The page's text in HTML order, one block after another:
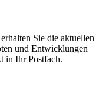
Sie die aktuellen
und Entwicklungen
in Ihr Postfach.